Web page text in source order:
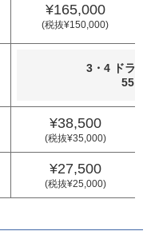
¥165,000
(税抜¥150,000)
3・4 ドライ
¥38,500
(税抜¥35,000)
¥27,500
(税抜¥25,000)